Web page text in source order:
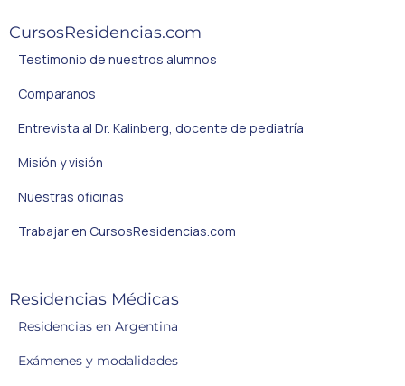
CursosResidencias.com
Testimonio de nuestros alumnos
Comparanos
Entrevista al Dr. Kalinberg, docente de pediatría
Misión y visión
Nuestras oficinas
Trabajar en CursosResidencias.com
Residencias Médicas
Residencias en Argentina
Exámenes y modalidades